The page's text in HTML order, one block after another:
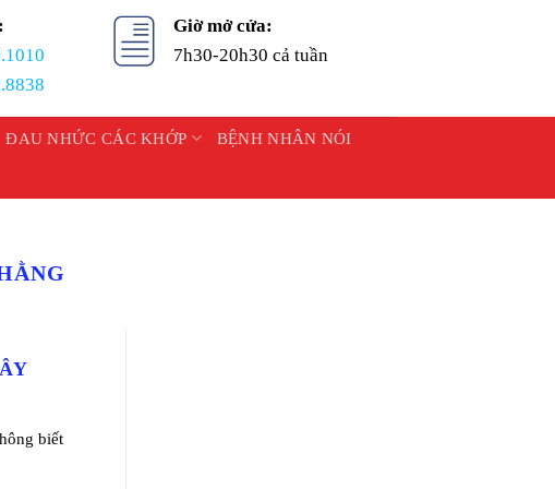
Giờ mở cửa:
7h30-20h30 cả tuần
ĐAU NHỨC CÁC KHỚP BỆNH NHÂN NÓI
biết